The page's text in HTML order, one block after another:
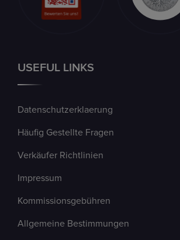
USEFUL LINKS
Datenschutzerklaerung
Häufig Gestellte Fragen
Verkäufer Richtlinien
Impressum
Kommissionsgebühren
Allgemeine Bestimmungen